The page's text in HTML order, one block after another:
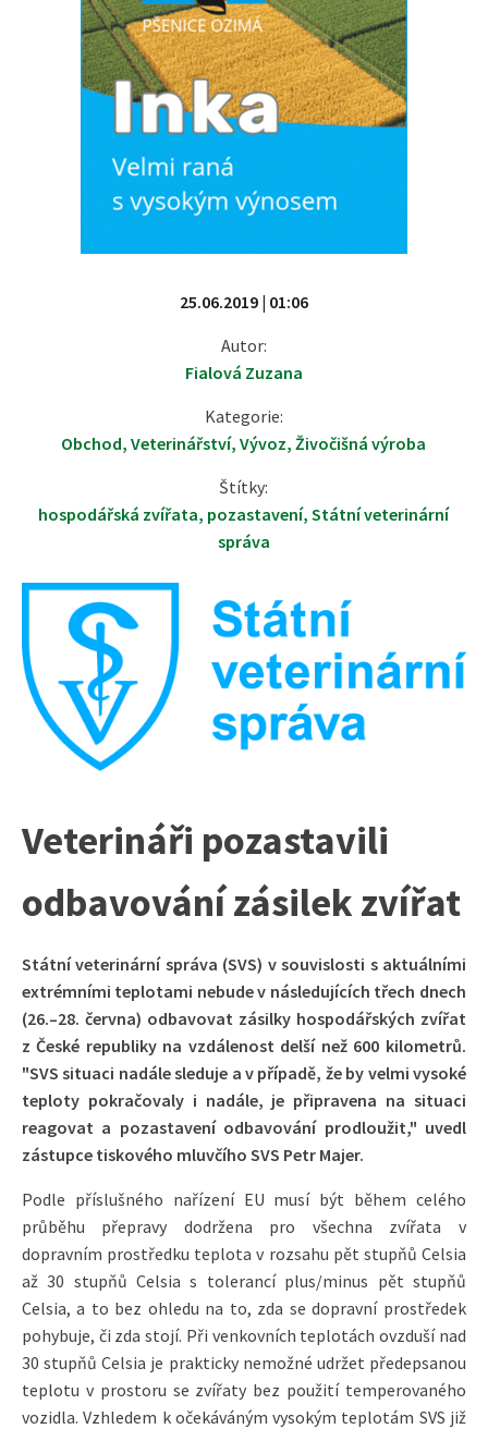
25.06.2019 | 01:06
Autor:
Fialová Zuzana
Kategorie:
Obchod,Veterinářství,Vývoz,Živočišná výroba
Štítky:
hospodářská zvířata, pozastavení,Státní veterinární
správa
Veterináři pozastavili
odbavování zásilek zvířat
Státní veterinární správa (SVS) v souvislosti s aktuálními
extrémními teplotami nebude v následujících třech dnech
(26.–28. června) odbavovat zásilky hospodářských zvířat
z České republiky na vzdálenost delší než 600 kilometrů.
"SVS situaci nadále sleduje a v případě, že by velmi vysoké
teploty pokračovaly i nadále, je připravena na situaci
reagovat a pozastavení odbavování prodloužit," uvedl
zástupce tiskového mluvčího SVS Petr Majer.
Podle příslušného nařízení EU musí být během celého
průběhu přepravy dodržena pro všechna zvířata v
dopravním prostředku teplota v rozsahu pět stupňů Celsia
až 30 stupňů Celsia s tolerancí plus/minus pět stupňů
Celsia, a to bez ohledu na to, zda se dopravní prostředek
pohybuje, či zda stojí. Při venkovních teplotách ovzduší nad
30 stupňů Celsia je prakticky nemožné udržet předepsanou
teplotu v prostoru se zvířaty bez použití temperovaného
vozidla. Vzhledem k očekáváným vysokým teplotám SVS již